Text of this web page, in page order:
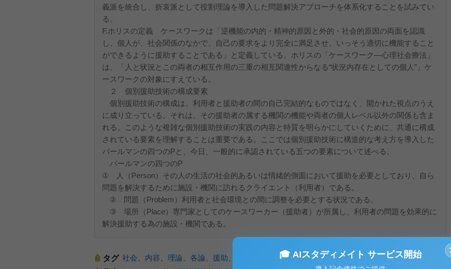
義派を統合し、折哀派として役割理論を導入した問題解決アプローチを体系化することを試みてい
る。
F.ホリスの定義 ケースワークは「逆機能の内的・精神的原因と外的・社会的原因の両面を認識
し、個人が、社会関係のなかで、自己の要求をより完全に満足させ、いっそう適切に機能すること
ができるように援助することである」と定義している。ホリスの「ケースワーク―心理社会療法」
は、「人と状況とこの両者の相互作用の三重の相互関連性からなる“状況内存在としての個人”」ケ
ースワークの対象にすえている。
２ 個別援助技術の構成要素
個別援助技術の構成は、利用者と援助者の間の自己完結的なものではなく、開かれた視点のうえ
に成り立っている。それは、その援助者の属する機関の機能や両者の個人レベル以外の関係も含ま
れる。このような複雑な個別援助技術の実践の内容と特質を明らかにしていくために、共通に構成
されている要素を理解することは重要である。ここでは個別援助技術に構造的な考え方を導入した
パールマンの四つのPと、今日、一般的に承認されている五つの要素について述べる。
パールマンの四つのP
① 人（Person）その人の生活の社会的あるいは情緒的側面において援助を必要としており、自ら
問題を解決するために施設・機関に訪れるクライエント（利用者）である。
② 問題（Problem）利用者と社会環境との間に調整を必要とする状況である。
③ 場所（Place）専門家としてのケースワーカー（援助者）が所属し、利用者の問題を効果的に
解決援助する為の施設・機関である。
タグ 社会 内容 理論 各論 援助 🎓 AIスタディメイト サービス開始